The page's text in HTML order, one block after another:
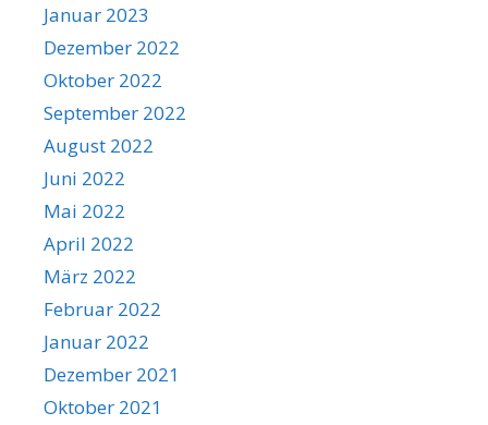
Januar 2023
Dezember 2022
Oktober 2022
September 2022
August 2022
Juni 2022
Mai 2022
April 2022
März 2022
Februar 2022
Januar 2022
Dezember 2021
Oktober 2021